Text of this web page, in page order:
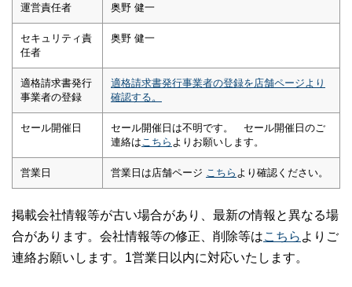
運営責任者 奥野 健一
セキュリティ責
任者
奥野 健一
適格請求書発行
事業者の登録
適格請求書発行事業者の登録を店舗ページより
確認する。
セール開催日
セール開催日は不明です。 セール開催日のご
連絡は こちら よりお願いします。
営業日 営業日は店舗ページ こちら より確認ください。
掲載会社情報等が古い場合があり、最新の情報と異なる場
合があります。会社情報等の修正、削除等はこちら よりご
連絡お願いします。1営業日以内に対応いたします。